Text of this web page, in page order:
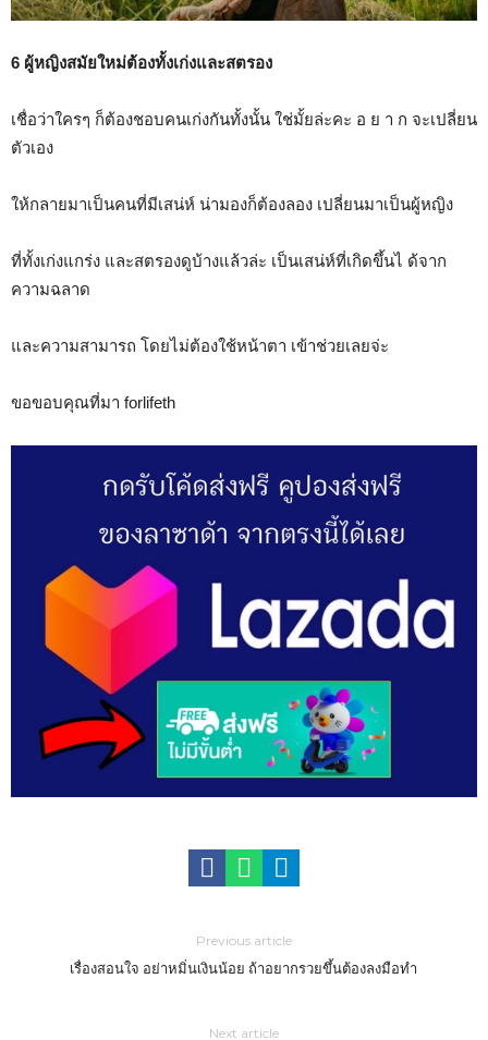
6 ผู้หญิงสมัยใหม่ต้องทั้งเก่งและสตรอง
เชื่อว่าใครๆ ก็ต้องชอบคนเก่งกันทั้งนั้น ใช่มั้ยล่ะคะ อ ย า ก จะเปลี่ยน
ตัวเอง
ให้กลายมาเป็นคนที่มีเสน่ห์ น่ามองก็ต้องลอง เปลี่ยนมาเป็นผู้หญิง
ที่ทั้งเก่งแกร่ง และสตรองดูบ้างแล้วล่ะ เป็นเสน่ห์ที่เกิดขึ้นไ ด้จาก
ความฉลาด
และความสามารถ โดยไม่ต้องใช้หน้าตา เข้าช่วยเลยจ่ะ
ขอขอบคุณที่มา forlifeth
Previous article
เรื่องสอนใจ อย่าหมิ่นเงินน้อย ถ้าอยากรวยขึ้นต้องลงมือทำ
Next article